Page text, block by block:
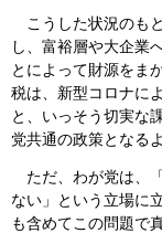
こうした状況のも
し、富裕層や大企業
とによって財源をま
税は、新型コロナに
と、いっそう切実な
党共通の政策となる
ただ、わが党は、
ない」という立場に
も含めてこの問題で